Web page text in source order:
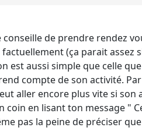
de prendre rendez
(ça parait
est aussi simple que celle
compte de son activité.
aller encore plus vite si
coin en lisant ton message
pas la peine de préciser